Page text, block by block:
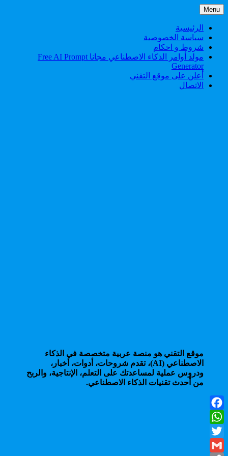
Skip
to
content
Menu
الرئيسية
سياسة الخصوصية
شروط و احكام
مولد أوامر الذكاء الاصطناعي مجانا Free AI Prompt
Generator
أعلن على موقع التقني
الاتصال
موقع التقني هو منصة عربية متخصصة في الذكاء
الاصطناعي (AI)، تقدم شروحات، أدوات، أخبار،
ودروس عملية لمساعدتك على التعلم، الإنتاجية، والربح
من أحدث تقنيات الذكاء الاصطناعي.
Facebook
WhatsApp
Twitter